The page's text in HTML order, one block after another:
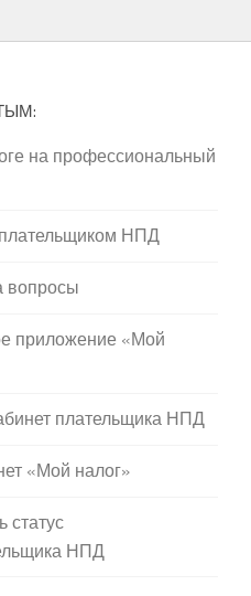
на профессиональный
плательщиком НПД
вопросы
приложение «Мой
плательщика НПД
«Мой налог»
статус
НПД